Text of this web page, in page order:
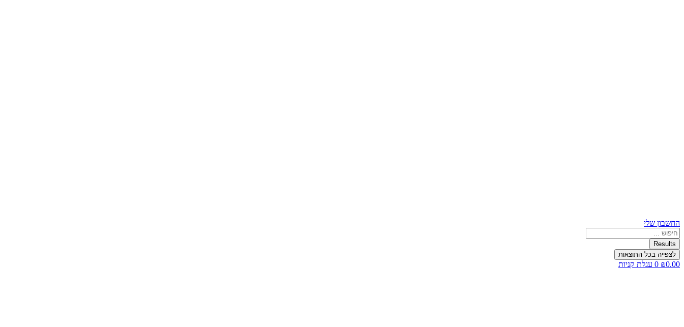
החשבון שלי
Search
...
Results
לצפייה בכל התוצאות
₪0.00
0 עגלת קניות